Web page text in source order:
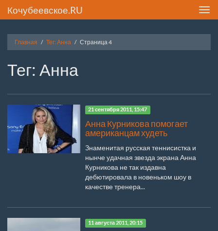
Кочубеевское.RU
Главная Тег: Анна Страница 4
Тег: Анна
21 сентября 2011, 15:47
Анна Курникова помогает
американцам худеть
Знаменитая русская теннисистка и
нынче удачная звезда экрана Анна
Курникова не так издавна
дебютировала в новеньком шоу в
качестве тренера...
11 августа 2011, 20:15